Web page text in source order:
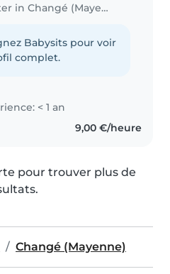
Babysitter in Changé (Mayenne)
Babysits pour voir
complet.
< 1 an
9,00 €/heure
pour trouver plus de
Changé (Mayenne)